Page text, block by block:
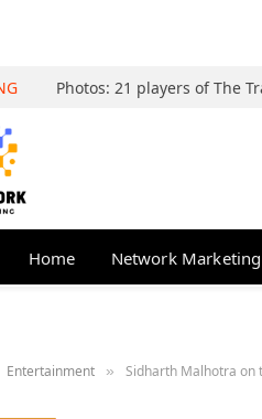
Home Network Marketing
Entertainment » Sidharth Malhotra on